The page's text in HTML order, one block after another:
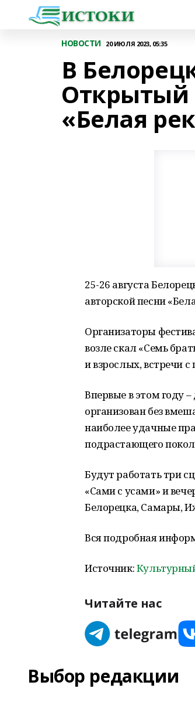
НОВОСТИ 20 ИЮЛЯ 2023, 05:35
В
Открытый
«Белая
25-26 августа
авторской песни
Организаторы
возле скал «Семь
и взрослых, встречи
Впервые в этом году
организован без
наиболее удачные
подрастающего
Будут работать три
«Сами с усами» и
Белорецка, Самары,
Вся подробная
Источник:
Читайте нас
Выбор редакции